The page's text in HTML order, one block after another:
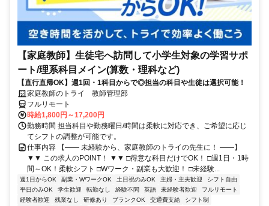
【家庭教師】生徒宅へ訪問して小学生対象の学習サポ
ート/理系科目メイン(算数・理科など)
【直行直帰OK】週1回・1科目からで◎担当の科目や生徒は選択可能！
家庭教師のトライ 教師管理部
フルリモート
時給1,800円～17,200円
勤務時間 担当科目や勤務曜日/時間は柔軟に対応でき、ご希望に応じ
てシフトの調整が可能です。
仕事内容 【―― 未経験から、家庭教師のトライの先生に！ ――】
▼▼ この求人のPOINT！ ▼▼ □得意な科目だけでOK！ □週1日・1時
間～OK！柔軟シフト □Wワーク・副業も大歓迎！ □未経験...
週1日からOK 副業・WワークOK 土日祝のみOK 主婦・主夫歓迎
シフト自由
平日のみOK
学生歓迎 転勤なし 経験不問 英語 未経験者歓迎
フルリモート
経験者歓迎
残業なし 研修あり ブランクOK 交通費支給
シフト制